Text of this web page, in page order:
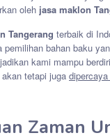
oleh jasa maklon
Tangerang terbaik di
bahan baku
kami mampu
tetapi juga
Zaman